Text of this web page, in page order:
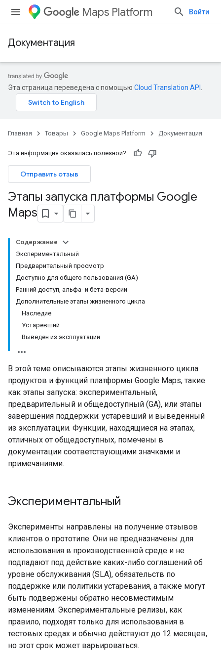
Maps Platform Войти
Документация
Эта страница переведена с помощью Cloud Translation API
Главная Товары Google Maps Platform Документация
Эта информация оказалась полезной?
Отправить отзыв
Этапы запуска платформы Google
Maps
Содержание
Экспериментальный
Предварительный просмотр
Доступно для общего пользования (GA)
Ранний доступ, альфа- и бета-версии
Дополнительные этапы жизненного цикла
Наследие
Устаревший
Выведен из эксплуатации
В этой теме описываются этапы жизненного цикла
продуктов и функций платформы Google Maps, такие
как этапы запуска: экспериментальный,
предварительный и общедоступный (GA), или этапы
завершения поддержки: устаревший и выведенный
из эксплуатации. Функции, находящиеся на этапах,
отличных от общедоступных, помечены в
документации соответствующими значками и
примечаниями.
Экспериментальный
Эксперименты направлены на получение отзывов
клиентов о прототипе. Они не предназначены для
использования в производственной среде и не
подпадают под действие каких-либо соглашений об
уровне обслуживания (SLA), обязательств по
поддержке или политики устаревания, а также могут
быть подвержены обратно несовместимым
изменениям. Экспериментальные релизы, как
правило, подходят только для использования в
тестовых средах и обычно действуют до 12 месяцев,
но этот срок может варьироваться.